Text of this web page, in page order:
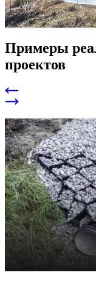
Примеры
проектов